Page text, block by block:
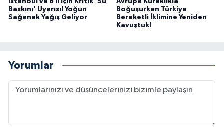
İstanbul ve 6 İl İçin Kritik 'Su
Baskını' Uyarısı! Yoğun
Sağanak Yağış Geliyor
Avrupa Kuraklıkla
Boğuşurken Türkiye
Bereketli İklimine Yeniden
Kavuştuk!
Yorumlar